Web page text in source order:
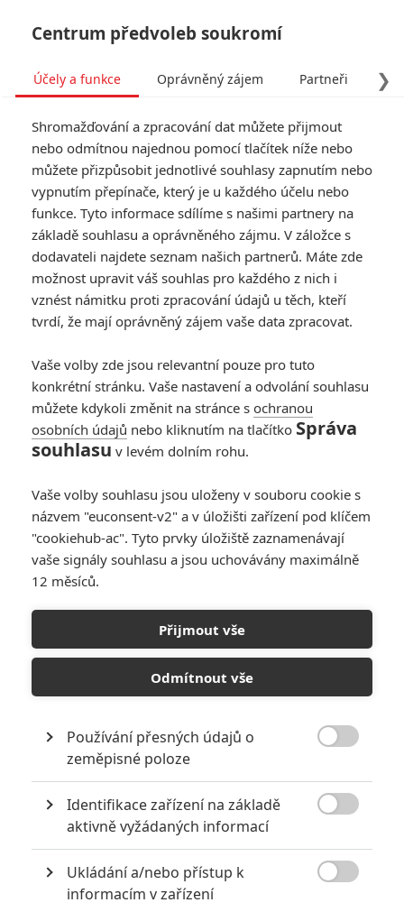
1.0/10
Krotitelé
duchů
původní film, se Krotitelé duchů
vracejí, aby se ve zcela nové
podobě představili současné
divácké generaci. Režisér Paul
Feig kombinuje známé prvky boje
s nadpřirozenými bytostmi, díky
týmem, složeným z těch nejlepších komediálních herců
současnosti. Připravte se na letní podívanou, během které
společně zachrání svět! Datum české a slovenské premiéry je
stanoveno na 28. 7. 2016.
Galerie k filmu Krotitelé
duchů
Centrum předvoleb soukromí
❯
Účely a funkce Oprávněný zájem Partneři
Shromažďování a zpracování dat můžete přijmout
nebo odmítnou najednou pomocí tlačítek níže nebo
můžete přizpůsobit jednotlivé souhlasy zapnutím nebo
vypnutím přepínače, který je u každého účelu nebo
funkce. Tyto informace sdílíme s našimi partnery na
základě souhlasu a oprávněného zájmu. V záložce s
dodavateli najdete seznam našich partnerů. Máte zde
možnost upravit váš souhlas pro každého z nich i
vznést námitku proti zpracování údajů u těch, kteří
tvrdí, že mají oprávněný zájem vaše data zpracovat.
Vaše volby zde jsou relevantní pouze pro tuto
konkrétní stránku. Vaše nastavení a odvolání souhlasu
můžete kdykoli změnit na stránce s ochranou
osobních údajů nebo kliknutím na tlačítko Správa
souhlasu v levém dolním rohu.
Vaše volby souhlasu jsou uloženy v souboru cookie s
názvem "euconsent-v2" a v úložišti zařízení pod klíčem
"cookiehub-ac". Tyto prvky úložiště zaznamenávají
vaše signály souhlasu a jsou uchovávány maximálně
12 měsíců.
Přijmout vše
Odmítnout vše
Používání přesných údajů o
zeměpisné poloze
Identifikace zařízení na základě
aktivně vyžádaných informací
Ukládání a/nebo přístup k
informacím v zařízení